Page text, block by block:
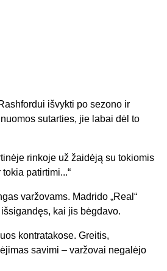
išvykti po sezono ir
sutarties, jie labai dėl to
rinkoje už žaidėją su tokiomis
patirtimi...“
varžovams. Madrido „Real“
kai jis bėgdavo.
kontratakose. Greitis,
savimi – varžovai negalėjo